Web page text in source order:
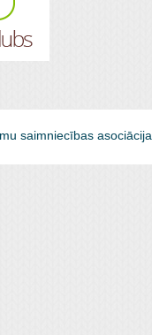
saimniecības asociācija